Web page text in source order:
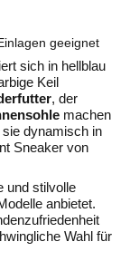
geeignet
sich in hellblau
Keil
, der
machen
dynamisch in
Sneaker von
und stilvolle
anbietet.
Wahl für